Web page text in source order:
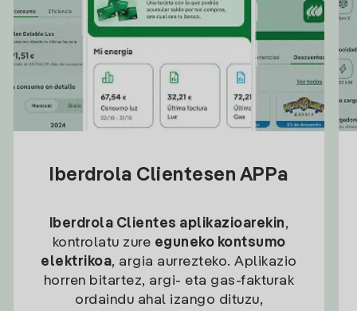
Iberdrola Clientesen APPa
Iberdrola Clientes aplikazioarekin,
kontrolatu zure eguneko kontsumo
elektrikoa, argia aurrezteko. Aplikazio
horren bitartez, argi- eta gas-fakturak
ordaindu ahal izango dituzu,